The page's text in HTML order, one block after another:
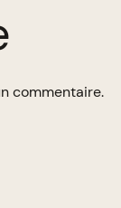
commentaire.